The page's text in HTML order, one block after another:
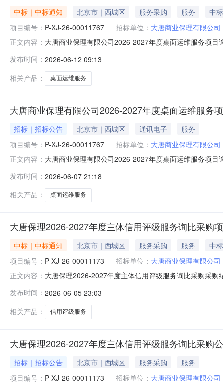
中标｜中标通知 北京市｜西城区 服务采购 服务
中
项目编号： P-XJ-26-00011767 招标单位： 大唐商业保理有限公司
正文内容： 大唐商业保理有限公司2026-2027年度桌面运维服务项
告日期：2026-06-12八、采购人及联系方式：大唐商业
发布时间： 2026-06-12 09:13
相关产品：
桌面运维服务
大唐商业保理有限公司2026-2027年度桌面运维服务
招标｜招标公告 北京市｜西城区 通讯电子
服务
项目编号： P-XJ-26-00011767 招标单位： 大唐商业保理有限公司
正文内容： 大唐商业保理有限公司2026-2027年度桌面运维服务项
保理有限公司八、采购代理机构：中国大唐集团有限公
发布时间： 2026-06-07 21:18
相关产品：
桌面运维服务
大唐保理2026-2027年度主体信用评级服务询比采购
中标｜中标通知 北京市｜西城区 服务采购 服务
中
项目编号： P-XJ-26-00011173 招标单位： 大唐商业保理有限公司
正文内容： 大唐保理2026-2027年度主体信用评级服务询比采购采
采购人及联系方式：大唐商业保理有限公司；九、中选
发布时间： 2026-06-05 23:03
相关产品：
信用评级服务
大唐保理2026-2027年度主体信用评级服务询比采购
招标｜招标公告 北京市｜西城区 服务采购
服务
项目编号： P-XJ-26-00011173 招标单位： 大唐商业保理有限公司